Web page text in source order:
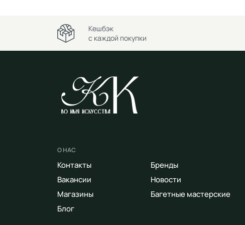
Кешбэк
с каждой покупки
О НАС
Контакты
Вакансии
Магазины
Блог
Бренды
Новости
Багетные мастерские